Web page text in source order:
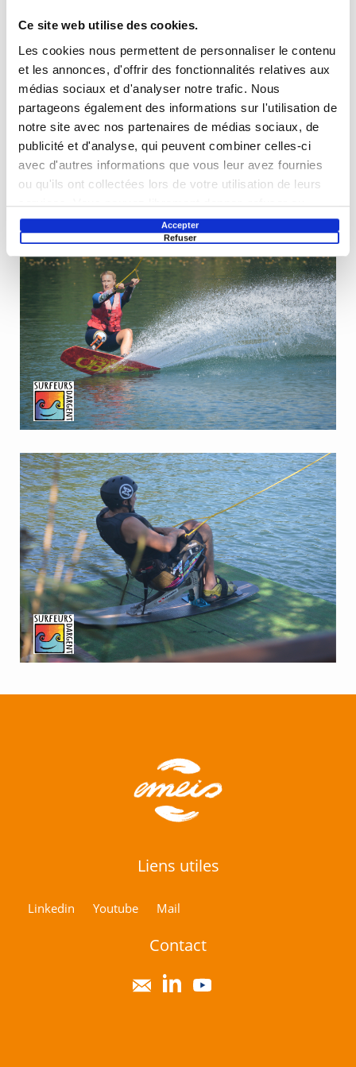
Ce site web utilise des cookies.
Les cookies nous permettent de personnaliser le contenu
et les annonces, d'offrir des fonctionnalités relatives aux
médias sociaux et d'analyser notre trafic. Nous
partageons également des informations sur l'utilisation de
notre site avec nos partenaires de médias sociaux, de
publicité et d'analyse, qui peuvent combiner celles-ci
avec d'autres informations que vous leur avez fournies
ou qu'ils ont collectées lors de votre utilisation de leurs
services. Vous pouvez librement donner, refuser ou
retirer votre consentement en sélectionnant les finalités
ci-dessous. Vous pouvez à tout moment modifier vos
choix en cliquant sur le lien « Paramétrer les cookies »
en bas de page du site.
Accepter
Refuser
Liens utiles
Linkedin Youtube Mail
Contact